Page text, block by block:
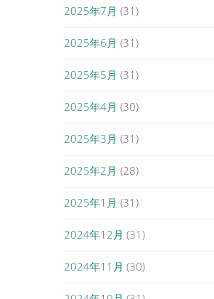
2025年7月 (31)
2025年6月 (31)
2025年5月 (31)
2025年4月 (30)
2025年3月 (31)
2025年2月 (28)
2025年1月 (31)
2024年12月 (31)
2024年11月 (30)